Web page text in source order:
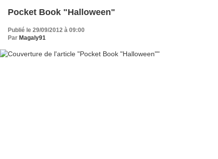
Pocket Book "Halloween"
Publié le 29/09/2012 à 09:00
Par Magaly91